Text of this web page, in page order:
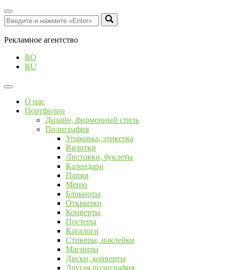
Рекламное агентство
RO
RU
О нас
Портфолио
Дизайн, фирменный стиль
Полиграфия
Упаковка, этикетка
Визитки
Листовки, буклеты
Календари
Папки
Меню
Блокноты
Открытки
Конверты
Постеры
Каталоги
Стикеры, наклейки
Магниты
Диски, конверты
Другая полиграфия